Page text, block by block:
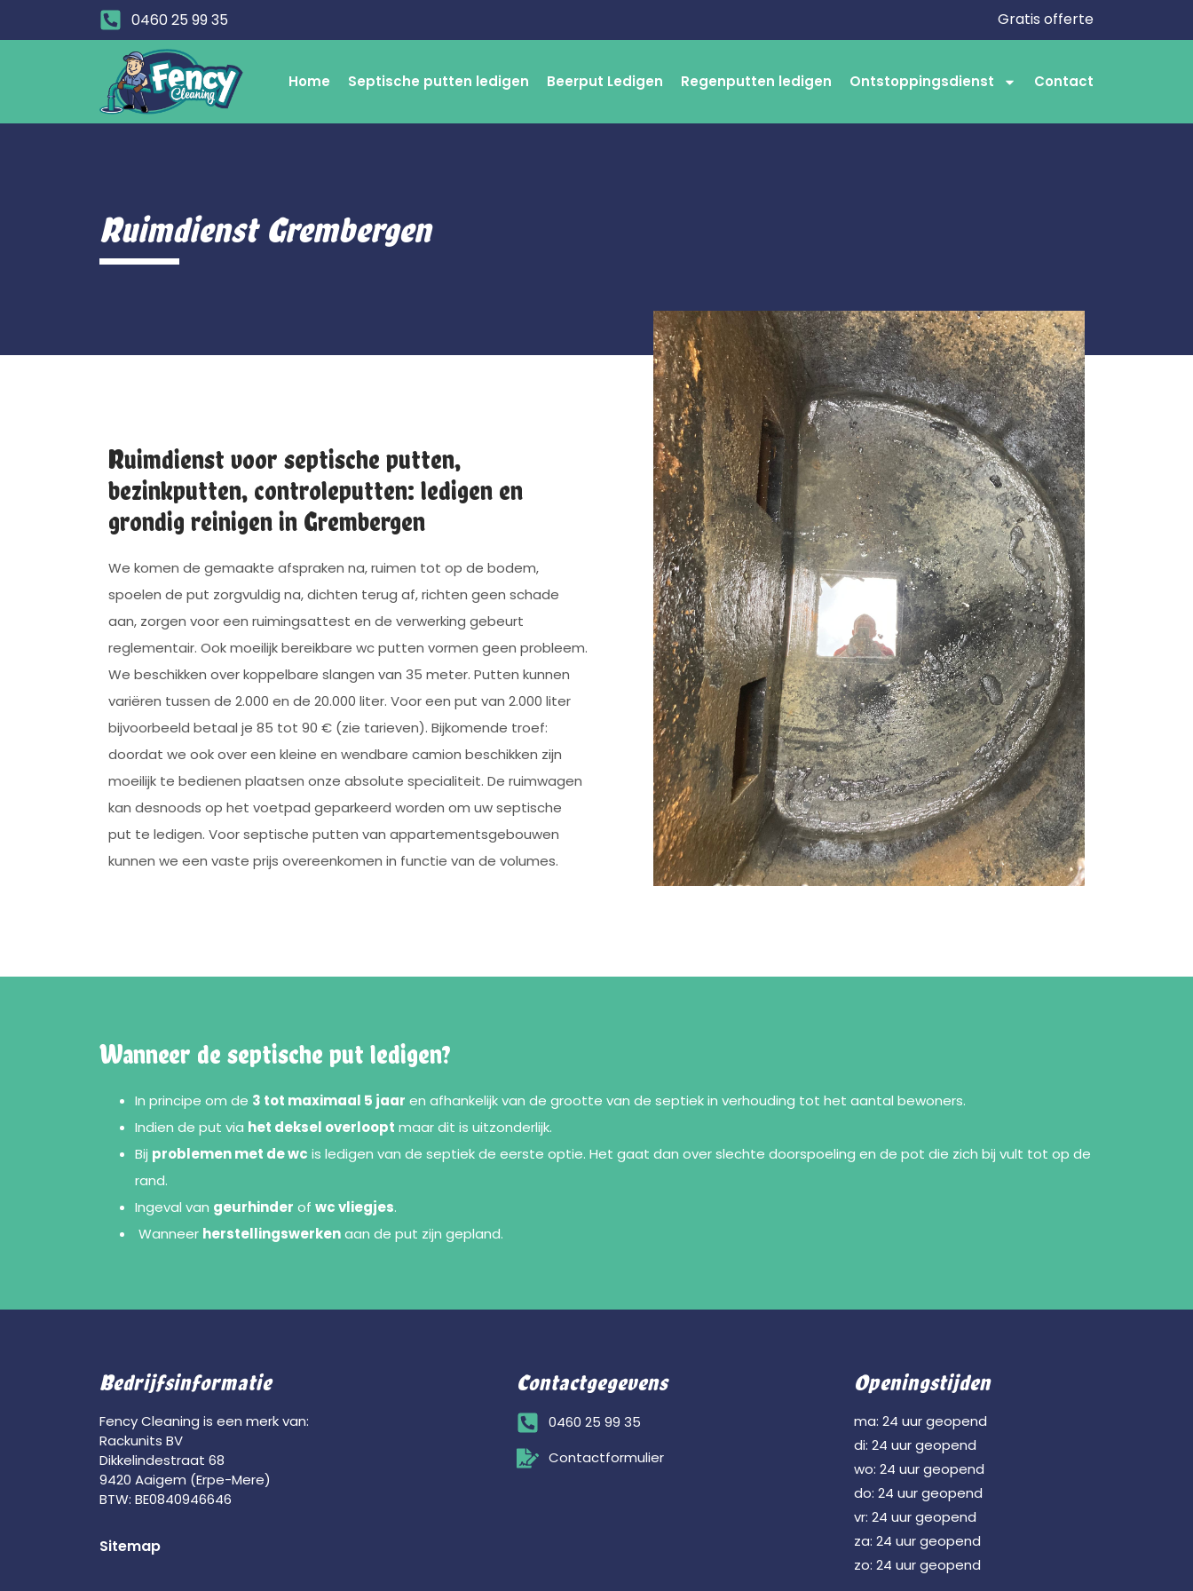
0460 25 99 35 Gratis offerte
Home Septische putten ledigen Beerput Ledigen Regenputten ledigen Ontstoppingsdienst Contact
Ruimdienst Grembergen
Ruimdienst voor septische putten,
bezinkputten, controleputten: ledigen en
grondig reinigen in Grembergen
We komen de gemaakte afspraken na, ruimen tot op de bodem,
spoelen de put zorgvuldig na, dichten terug af, richten geen schade
aan, zorgen voor een ruimingsattest en de verwerking gebeurt
reglementair. Ook moeilijk bereikbare wc putten vormen geen probleem.
We beschikken over koppelbare slangen van 35 meter. Putten kunnen
variëren tussen de 2.000 en de 20.000 liter. Voor een put van 2.000 liter
bijvoorbeeld betaal je 85 tot 90 € (zie tarieven). Bijkomende troef:
doordat we ook over een kleine en wendbare camion beschikken zijn
moeilijk te bedienen plaatsen onze absolute specialiteit. De ruimwagen
kan desnoods op het voetpad geparkeerd worden om uw septische
put te ledigen. Voor septische putten van appartementsgebouwen
kunnen we een vaste prijs overeenkomen in functie van de volumes.
Wanneer de septische put ledigen?
In principe om de 3 tot maximaal 5 jaar en afhankelijk van de grootte van de septiek in verhouding tot het aantal bewoners.
Indien de put via het deksel overloopt maar dit is uitzonderlijk.
Bij problemen met de wc is ledigen van de septiek de eerste optie. Het gaat dan over slechte doorspoeling en de pot die zich bij vult tot op de
rand.
Ingeval van geurhinder of wc vliegjes.
Wanneer herstellingswerkenaan de put zijn gepland.
Bedrijfsinformatie
Fency Cleaning is een merk van:
Rackunits BV
Dikkelindestraat 68
9420 Aaigem (Erpe-Mere)
BTW: BE0840946646
Sitemap
Contactgegevens
0460 25 99 35
Contactformulier
Openingstijden
ma: 24 uur geopend
di: 24 uur geopend
wo: 24 uur geopend
do: 24 uur geopend
vr: 24 uur geopend
za: 24 uur geopend
zo: 24 uur geopend